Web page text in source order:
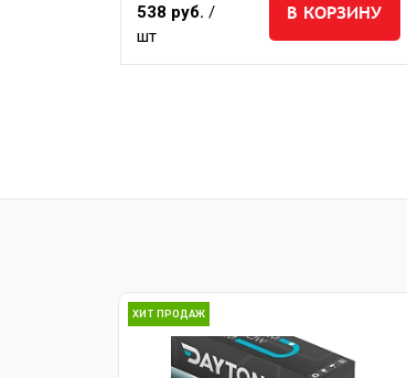
538 руб. /
шт
В КОРЗИНУ
ХИТ ПРОДАЖ